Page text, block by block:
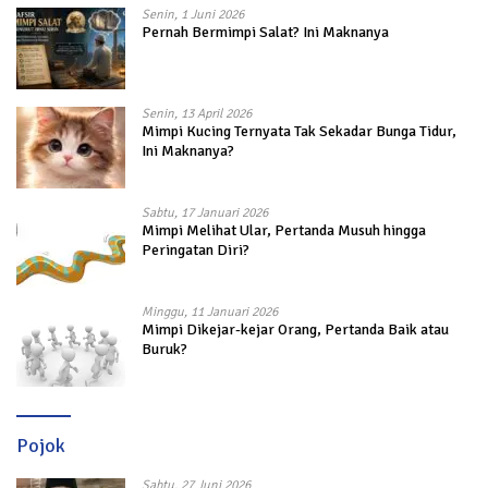
Senin, 1 Juni 2026
Pernah Bermimpi Salat? Ini Maknanya
Senin, 13 April 2026
Mimpi Kucing Ternyata Tak Sekadar Bunga Tidur,
Ini Maknanya?
Sabtu, 17 Januari 2026
Mimpi Melihat Ular, Pertanda Musuh hingga
Peringatan Diri?
Minggu, 11 Januari 2026
Mimpi Dikejar-kejar Orang, Pertanda Baik atau
Buruk?
Pojok